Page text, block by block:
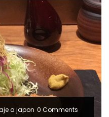
DIFERENTE”
a japon 0 Comments